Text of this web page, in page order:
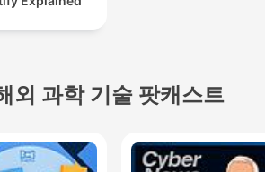
외 과학 기술 팟캐스트